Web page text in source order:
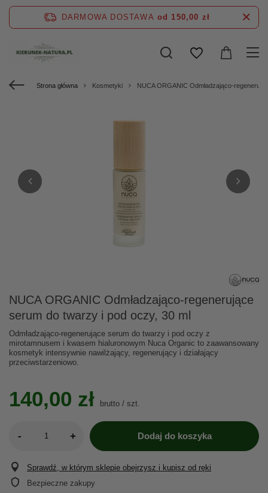
DARMOWA DOSTAWA od 150,00 zł
Strona główna Kosmetyki NUCA ORGANIC Odmładzająco-
NUCA ORGANIC Odmładzająco-regenerujące
serum do twarzy i pod oczy, 30 ml
Odmładzająco-regenerujące serum do twarzy i pod oczy z
mirotamnusem i kwasem hialuronowym Nuca Organic to zaawansowany
kosmetyk intensywnie nawilżający, regenerujący i działający
przeciwstarzeniowo.
140,00 zł brutto / szt.
- + Dodaj do koszyka
Sprawdź, w którym sklepie obejrzysz i kupisz od ręki
Bezpieczne zakupy